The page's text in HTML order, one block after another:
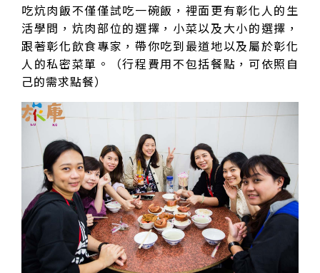
吃炕肉飯不僅僅試吃一碗飯，裡面更有彰化人的生
活學問，炕肉部位的選擇，小菜以及大小的選擇，
跟著彰化飲食專家，帶你吃到最道地以及屬於彰化
人的私密菜單。（行程費用不包括餐點，可依照自
己的需求點餐）